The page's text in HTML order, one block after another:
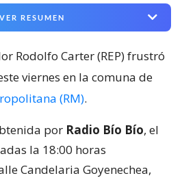
VER RESUMEN
Rodolfo Carter (REP) frustró
viernes en la comuna de
(RM).
por Radio Bío Bío, el
la 18:00 horas
Candelaria Goyenechea,